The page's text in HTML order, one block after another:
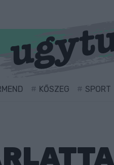
KŐSZEG SPORT